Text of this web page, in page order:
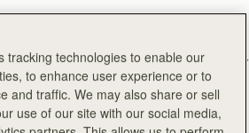
バッグをぜひ見つけてみてください。
絞り込み・並べ替え：
14点のアイテム
カートに追加
tracking technologies to enable our
to enhance user experience or to
and traffic. We may also share or sell
use of our site with our social media,